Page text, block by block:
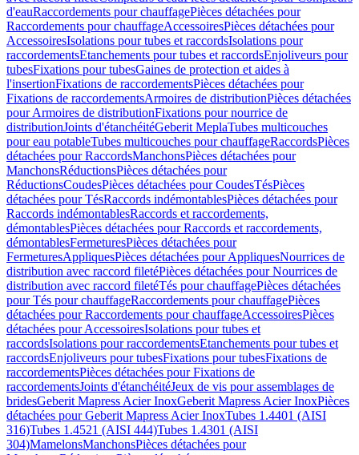
d'eauRaccordements pour chauffagePièces détachées pour
Raccordements pour chauffageAccessoiresPièces détachées pour
AccessoiresIsolations pour tubes et raccordsIsolations pour
raccordementsEtanchements pour tubes et raccordsEnjoliveurs pour
tubesFixations pour tubesGaines de protection et aides à
l'insertionFixations de raccordementsPièces détachées pour
Fixations de raccordementsArmoires de distributionPièces détachées
pour Armoires de distributionFixations pour nourrice de
distributionJoints d'étanchéitéGeberit MeplaTubes multicouches
pour eau potableTubes multicouches pour chauffageRaccordsPièces
détachées pour RaccordsManchonsPièces détachées pour
ManchonsRéductionsPièces détachées pour
RéductionsCoudesPièces détachées pour CoudesTésPièces
détachées pour TésRaccords indémontablesPièces détachées pour
Raccords indémontablesRaccords et raccordements,
démontablesPièces détachées pour Raccords et raccordements,
démontablesFermeturesPièces détachées pour
FermeturesAppliquesPièces détachées pour AppliquesNourrices de
distribution avec raccord filetéPièces détachées pour Nourrices de
distribution avec raccord filetéTés pour chauffagePièces détachées
pour Tés pour chauffageRaccordements pour chauffagePièces
détachées pour Raccordements pour chauffageAccessoiresPièces
détachées pour AccessoiresIsolations pour tubes et
raccordsIsolations pour raccordementsEtanchements pour tubes et
raccordsEnjoliveurs pour tubesFixations pour tubesFixations de
raccordementsPièces détachées pour Fixations de
raccordementsJoints d'étanchéitéJeux de vis pour assemblages de
bridesGeberit Mapress Acier InoxGeberit Mapress Acier InoxPièces
détachées pour Geberit Mapress Acier InoxTubes 1.4401 (AISI
316)Tubes 1.4521 (AISI 444)Tubes 1.4301 (AISI
304)MamelonsManchonsPièces détachées pour